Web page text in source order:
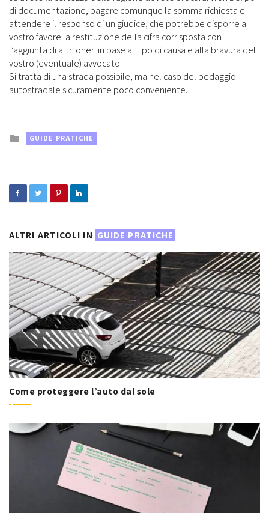
di documentazione, pagare comunque la somma richiesta e
attendere il responso di un giudice, che potrebbe disporre a
vostro favore la restituzione della cifra corrisposta con
l’aggiunta di altri oneri in base al tipo di causa e alla bravura del
vostro (eventuale) avvocato.
Si tratta di una strada possibile, ma nel caso del pedaggio
autostradale sicuramente poco conveniente.
Posted
in
GUIDE PRATICHE
ALTRI ARTICOLI IN GUIDE PRATICHE
Come proteggere l’auto dal sole